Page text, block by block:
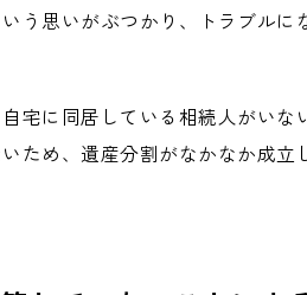
う思いがぶつかり、トラブルに
自宅に同居している相続人がい
ため、遺産分割がなかなか成立